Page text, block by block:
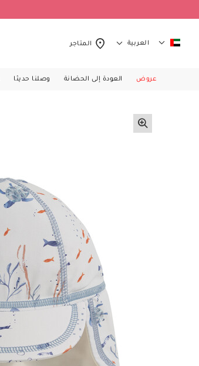
العربية المتاجر
عروض العودة إلى الحضانة وصلنا حديثا